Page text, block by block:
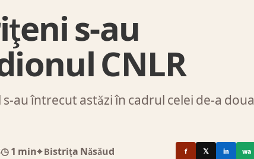
s-au
CNLR
au întrecut astăzi în cadrul celei de-a doua
◷ 1 min⌖ Bistrița Năsăud f 𝕏 in wa